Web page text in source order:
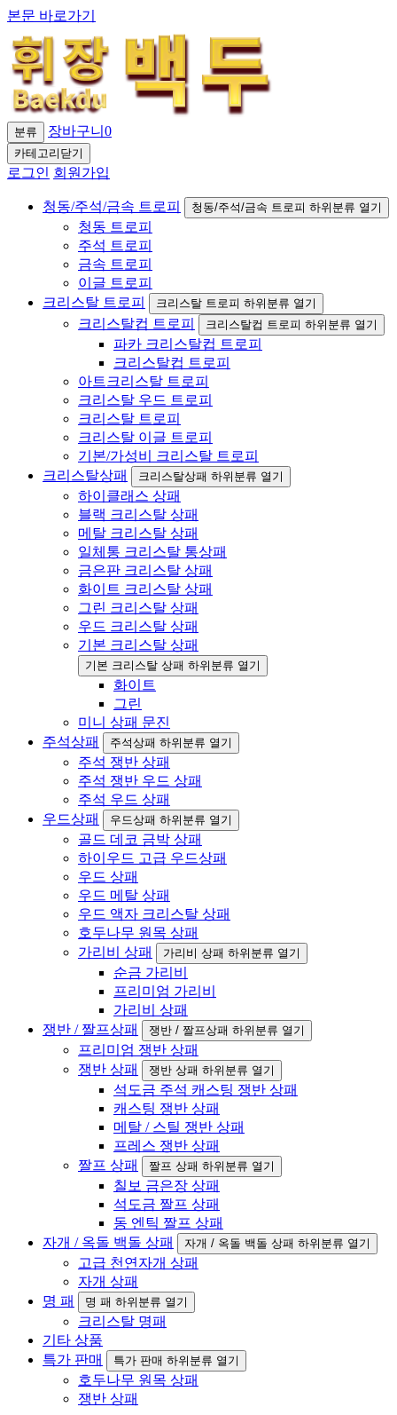
본문 바로가기
분류 장바구니 0
카테고리닫기
로그인 회원가입
청동/주석/금속 트로피 청동/주석/금속 트로피 하위분류 열기
청동 트로피
주석 트로피
금속 트로피
이글 트로피
크리스탈 트로피
크리스탈 트로피 하위분류 열기
크리스탈컵 트로피 크리스탈컵 트로피 하위분류 열기
파카 크리스탈컵 트로피
크리스탈컵 트로피
아트크리스탈 트로피
크리스탈 우드 트로피
크리스탈 트로피
크리스탈 이글 트로피
기본/가성비 크리스탈 트로피
크리스탈상패
크리스탈상패 하위분류 열기
하이클래스 상패
블랙 크리스탈 상패
메탈 크리스탈 상패
일체통 크리스탈 통상패
금은판 크리스탈 상패
화이트 크리스탈 상패
그린 크리스탈 상패
우드 크리스탈 상패
기본 크리스탈 상패
기본 크리스탈 상패 하위분류 열기
화이트
그린
미니 상패 문진
주석상패
주석상패 하위분류 열기
주석 쟁반 상패
주석 쟁반 우드 상패
주석 우드 상패
우드상패
우드상패 하위분류 열기
골드 데코 금박 상패
하이우드 고급 우드상패
우드 상패
우드 메탈 상패
우드 액자 크리스탈 상패
호두나무 원목 상패
가리비 상패
가리비 상패 하위분류 열기
순금 가리비
프리미엄 가리비
가리비 상패
쟁반 / 짤프상패
쟁반 / 짤프상패 하위분류 열기
프리미엄 쟁반 상패
쟁반 상패
쟁반 상패 하위분류 열기
석도금 주석 캐스팅 쟁반 상패
캐스팅 쟁반 상패
메탈 / 스틸 쟁반 상패
프레스 쟁반 상패
짤프 상패
짤프 상패 하위분류 열기
칠보 금은장 상패
석도금 짤프 상패
동 엔틱 짤프 상패
자개 / 옥돌 백돌 상패
자개 / 옥돌 백돌 상패 하위분류 열기
고급 천연자개 상패
자개 상패
명 패
명 패 하위분류 열기
크리스탈 명패
기타 상품
특가 판매
특가 판매 하위분류 열기
호두나무 원목 상패
쟁반 상패